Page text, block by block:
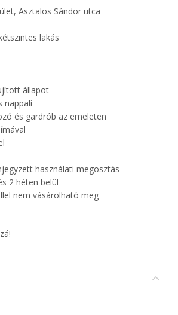
Asztalos Sándor utca
lakás
állapot
nappali
és gardrób az emeleten
használati megosztás
2 héten belül
nem vásárolható meg